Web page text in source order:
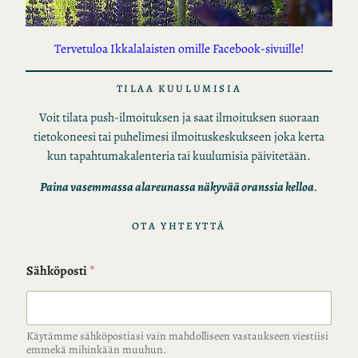
Tervetuloa Ikkalalaisten omille Facebook-sivuille!
TILAA KUULUMISIA
Voit tilata push-ilmoituksen ja saat ilmoituksen suoraan
tietokoneesi tai puhelimesi ilmoituskeskukseen joka kerta
kun tapahtumakalenteria tai kuulumisia päivitetään.
Paina vasemmassa alareunassa näkyvää oranssia kelloa.
OTA YHTEYTTÄ
Sähköposti*
Käytämme sähköpostiasi vain mahdolliseen vastaukseen viestiisi
emmekä mihinkään muuhun.